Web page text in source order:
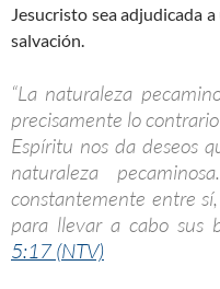
Jesucristo sea adjudicada
salvación.
“La naturaleza
precisamente lo
Espíritu nos da deseos
naturaleza
constantemente entre
para llevar a cabo sus
5:17 (NTV)